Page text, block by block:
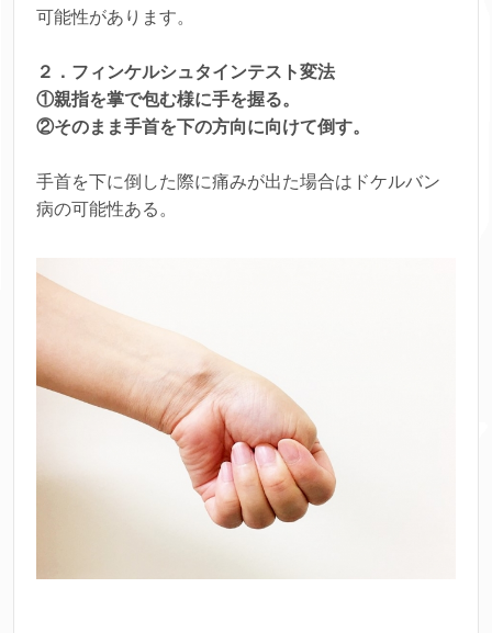
可能性があります。
２．フィンケルシュタインテスト変法
①親指を掌で包む様に手を握る。
②そのまま手首を下の方向に向けて倒す。
手首を下に倒した際に痛みが出た場合はドケルバン
病の可能性ある。